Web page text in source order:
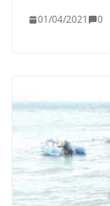
01/04/2021 0